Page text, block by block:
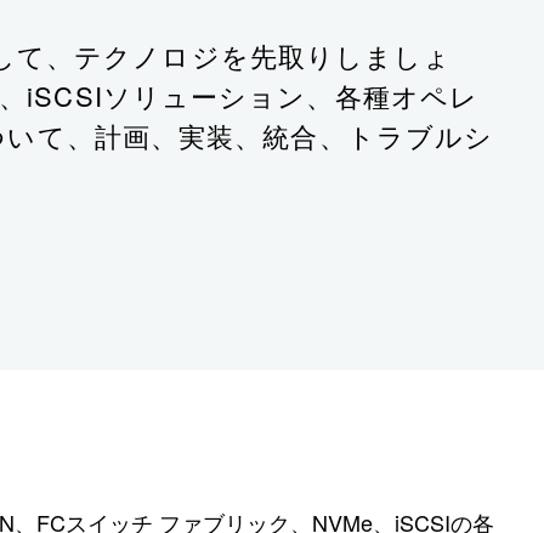
、テクノロジを先取りしましょ
iSCSIソリューション、各種オペレ
て、計画、実装、統合、トラブルシ
FCスイッチ ファブリック、NVMe、iSCSIの各